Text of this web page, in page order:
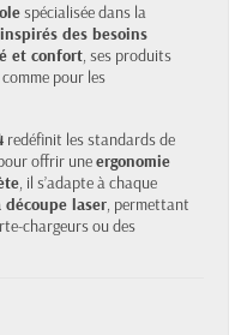
spécialisée dans la
des besoins
et confort, ses produits
comme pour les
redéfinit les standards de
offrir uneergonomie
, il s’adapte à chaque
découpe laser, permettant
chargeurs ou des